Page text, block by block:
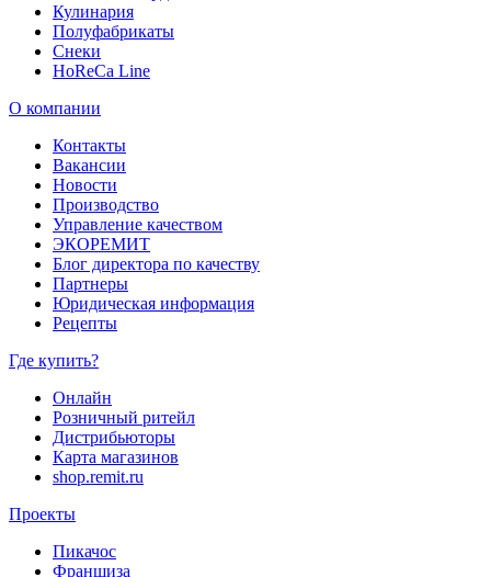
Кулинария
Полуфабрикаты
Снеки
HoReCa Line
О компании
Контакты
Вакансии
Новости
Производство
Управление качеством
ЭКОРЕМИТ
Блог директора по качеству
Партнеры
Юридическая информация
Рецепты
Где купить?
Онлайн
Розничный ритейл
Дистрибьюторы
Карта магазинов
shop.remit.ru
Проекты
Пикачос
Франшиза